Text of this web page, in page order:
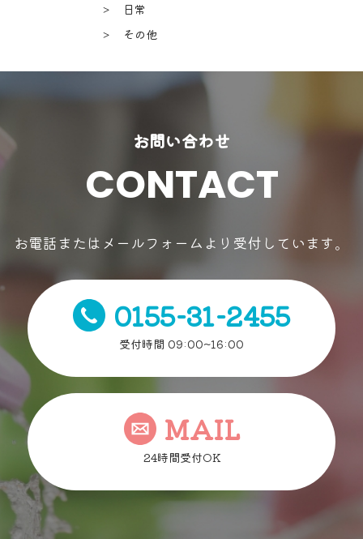
＞ 日常
＞ その他
お問い合わせ
CONTACT
お電話またはメールフォームより受付しています。
0155-31-2455
受付時間 09:00~16:00
MAIL
24時間受付OK